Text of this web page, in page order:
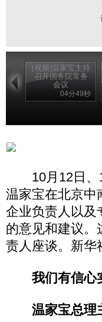
[视频]温家宝主持
召开国务院常务
会议
04分49秒
10月12日、
温家宝在北京中
企业负责人以及
的意见和建议。
责人座谈。新华
我们有信心
温家宝总理